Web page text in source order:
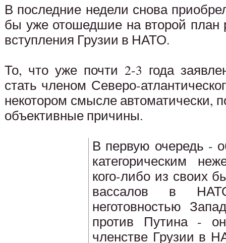
В последние недели снова
бы уже отошедшие на второй план
вступления Грузии в НАТО.
То, что уже почти 2-3 года
стать членом Северо-
некотором смысле автоматически,
объективные причины.
В первую очередь -
категорическим
кого-либо из своих
вассалов в
неготовностью
против Путина -
членстве Грузии в